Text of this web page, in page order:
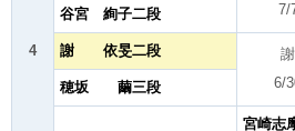
4
7/
谷宮 絢子二段
謝 依旻二段
謝
6/
穂坂 繭三段
宮崎志